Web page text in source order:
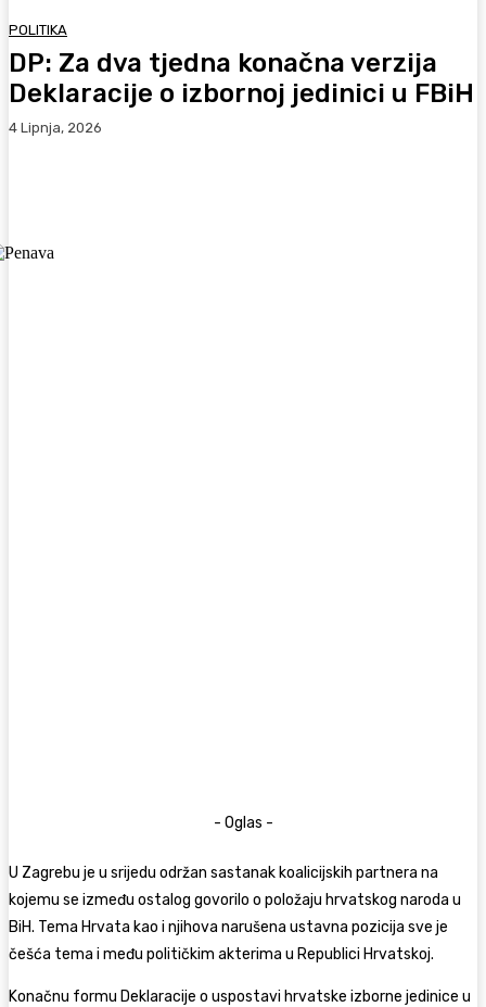
POLITIKA
DP: Za dva tjedna konačna verzija
Deklaracije o izbornoj jedinici u FBiH
4 Lipnja, 2026
- Oglas -
U Zagrebu je u srijedu održan sastanak koalicijskih partnera na
kojemu se između ostalog govorilo o položaju hrvatskog naroda u
BiH. Tema Hrvata kao i njihova narušena ustavna pozicija sve je
češća tema i među političkim akterima u Republici Hrvatskoj.
Konačnu formu Deklaracije o uspostavi hrvatske izborne jedinice u